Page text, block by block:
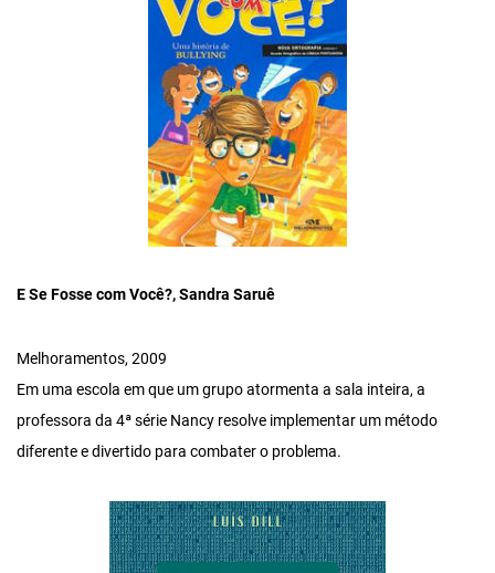
E Se Fosse com Você?, Sandra Saruê
Melhoramentos, 2009
Em uma escola em que um grupo atormenta a sala inteira, a
professora da 4ª série Nancy resolve implementar um método
diferente e divertido para combater o problema.